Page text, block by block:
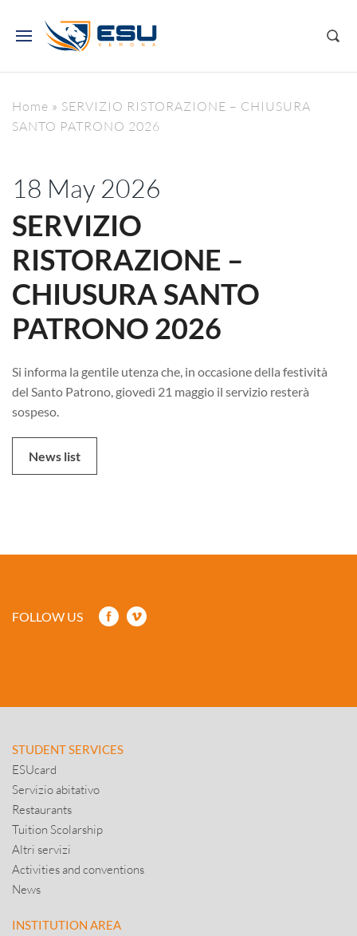
Home » SERVIZIO RISTORAZIONE – CHIUSURA
SANTO PATRONO 2026
18 May 2026
SERVIZIO
RISTORAZIONE –
CHIUSURA SANTO
PATRONO 2026
Si informa la gentile utenza che, in occasione della festività
del Santo Patrono, giovedì 21 maggio il servizio resterà
sospeso.
News list
FOLLOW US
STUDENT SERVICES
ESUcard
Servizio abitativo
Restaurants
Tuition Scolarship
Altri servizi
Activities and conventions
News
INSTITUTION AREA